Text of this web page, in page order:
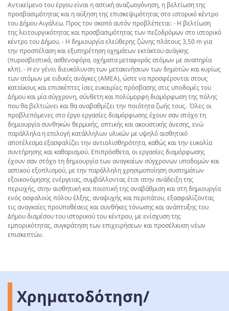
Αντικείμενο του έργου είναι η αστική αναζωογόνηση, η βελτίωση της
προσβασιμότητας και η αύξηση της επισκεψιμότητας στο ιστορικό κέντρο
του Δήμου Αιγάλεω. Προς τον σκοπό αυτόν προβλέπεται: - Η βελτίωση
της λειτουργικότητας και προσβασιμότητας των πεζοδρόμων στο ιστορικό
κέντρο του Δήμου. - Η δημιουργία ελεύθερης ζώνης πλάτους 3,50 m για
την προσπέλαση και εξυπηρέτηση οχημάτων εκτάκτου ανάγκης
(πυροσβεστικά, ασθενοφόρα, οχήματα μεταφοράς ατόμων με αναπηρία
κλπ). - Η εν γένει διευκόλυνση των μετακινήσεων των δημοτών και κυρίως
των ατόμων με ειδικές ανάγκες (ΑΜΕΑ), ώστε να προσφέρονται στους
κατοίκους και επισκέπτες ίσες ευκαιρίες πρόσβασης στις υποδομές του
Δήμου και μία σύγχρονη, σύνθετη και πολύμορφη διαμόρφωση της πόλης
που θα βελτιώνει και θα αναβαθμίζει την ποιότητα ζωής τους. Όλες οι
προβλεπόμενες στο έργο εργασίες διαμόρφωσης έχουν σαν στόχο τη
δημιουργία συνθηκών θερμικής, οπτικής και ακουστικής άνεσης, ενώ
παράλληλα η επιλογή κατάλληλων υλικών με υψηλό αισθητικό
αποτέλεσμα εξασφαλίζει την αντιολισθηρότητα, καθώς και την ευκολία
συντήρησης και καθαρισμού. Επιπρόσθετα, οι εργασίες διαμόρφωσης
έχουν σαν στόχο τη δημιουργία των αναγκαίων σύγχρονων υποδομών και
αστικού εξοπλισμού, με την παράλληλη χρησιμοποίηση συστημάτων
εξοικονόμησης ενέργειας, συμβάλλοντας έτσι στην ανάδειξη της
περιοχής, στην αισθητική και ποιοτική της αναβάθμιση και στη δημιουργία
ενός ασφαλούς πόλου έλξης, αναψυχής και περιπάτου, εξασφαλίζοντας
τις αναγκαίες προϋποθέσεις και συνθήκες τόνωσης και ανάπτυξης του
Δήμου διαμέσου του ιστορικού του κέντρου, με ενίσχυση της
εμπορικότητας, συγκράτηση των επιχειρήσεων και προσέλκυση νέων
επισκεπτών.
Χρηματοδότηση/